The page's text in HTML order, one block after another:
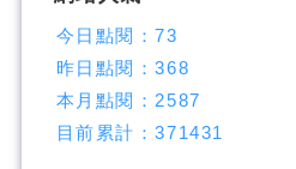
今日點閱：73
昨日點閱：368
本月點閱： 2587
目前累計：371431